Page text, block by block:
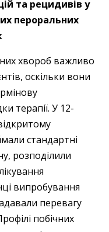
та рецидивів у
пероральних
хвороб важливо
оскільки вони
терапії. У 12-
стандартні
розподілили
випробування
перевагу
побічних